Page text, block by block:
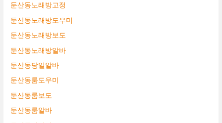
둔산동노래방고정
둔산동노래방도우미
둔산동노래방보도
둔산동노래방알바
둔산동당일알바
둔산동룸도우미
둔산동룸보도
둔산동룸알바